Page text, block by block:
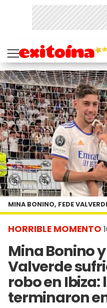
HORRIBLE MOMENTO
Mina Bonino
Valverde
robo en
terminaron
MINA BONINO, FEDE